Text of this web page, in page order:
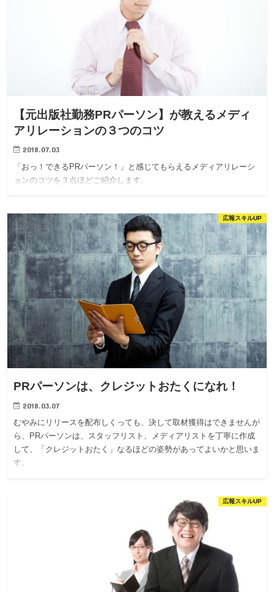
【元出版社勤務PRパーソン】が教えるメディ
アリレーションの３つのコツ
2018.07.03
「おっ！できるPRパーソン！」と感じてもらえるメディアリレーシ
ョンのコツを３点ほどご紹介します。
広報スキルUP
PRパーソンは、クレジットおたくになれ！
2018.03.07
むやみにリリースを配布しくっても、決して取材獲得はできませんが
ら、PRパーソンは、スタッフリスト、メディアリストを丁寧に作成
して、「クレジットおたく」なるほどの姿勢があってよいかと思いま
す。
広報スキルUP